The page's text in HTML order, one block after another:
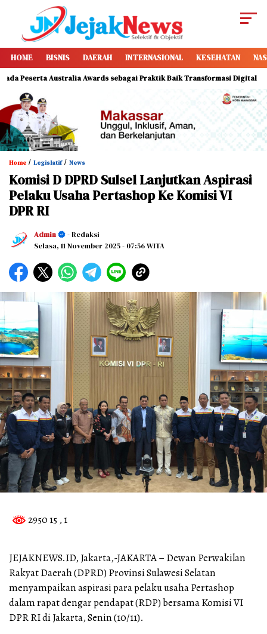
HOME BISNIS DAERAH INTERNASIONAL KESEHATAN
Australia Awards sebagai Praktik Baik Transformasi Digital
Home / Legislatif/ News
Komisi D DPRD Sulsel Lanjutkan Aspirasi
Pelaku Usaha Pertashop Ke Komisi VI
DPR RI
Admin
- Redaksi
Selasa, 11 November 2025- 07:56 WITA
2950 15 , 1
JEJAKNEWS.ID, Jakarta,-JAKARTA – Dewan Perwakilan
Rakyat Daerah (DPRD) Provinsi Sulawesi Selatan
menyampaikan aspirasi para pelaku usaha Pertashop
dalam rapat dengar pendapat (RDP) bersama Komisi VI
DPR RI di Jakarta, Senin (10/11).